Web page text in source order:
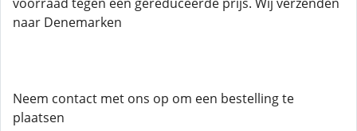
naar Denemarken
Neem contact met ons op om een ​​bestelling te
plaatsen